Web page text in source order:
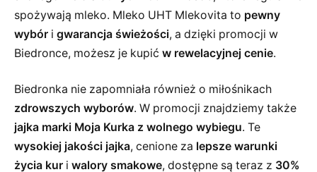
spożywają mleko. Mleko UHT Mlekovita to pewny
wybór i gwarancja świeżości, a dzięki promocji w
Biedronce, możesz je kupić w rewelacyjnej cenie.
Biedronka nie zapomniała również o miłośnikach
zdrowszych wyborów. W promocji znajdziemy także
jajka marki Moja Kurka z wolnego wybiegu. Te
wysokiej jakości jajka, cenione za lepsze warunki
życia kur i walory smakowe, dostępne są teraz z 30%